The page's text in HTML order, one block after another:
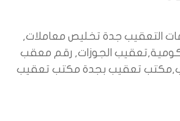
التعقيب جدة تخليص معاملات,
الجوزات, رقم معقب
بجدة, أفضل معقب,مكتب تعقيب بجدة مكتب تعقيب